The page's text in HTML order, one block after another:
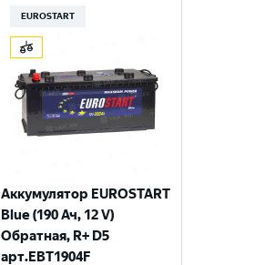
EUROSTART
Аккумулятор EUROSTART
Blue (190 Ач, 12 V)
Обратная, R+ D5
арт.EBT1904F